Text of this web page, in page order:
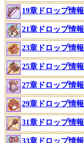
19章ドロップ情報
21章ドロップ情報
23章ドロップ情報
25章ドロップ情報
27章ドロップ情報
29章ドロップ情報
31章ドロップ情報
33章ドロップ情報